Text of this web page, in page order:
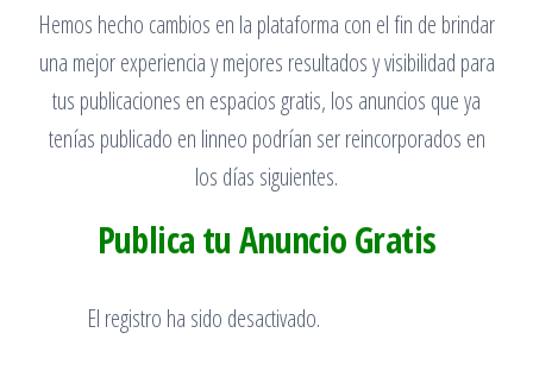
Hemos hecho cambios en la plataforma con el fin de brindar
una mejor experiencia y mejores resultados y visibilidad para
tus publicaciones en espacios gratis, los anuncios que ya
tenías publicado en linneo podrían ser reincorporados en
los días siguientes.
Publica tu Anuncio Gratis
El registro ha sido desactivado.